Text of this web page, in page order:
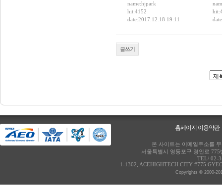
name:hjpark
hit:4152
date:2017.12.18 19:11
글쓰기
홈페이지 이용약관
본 사이트는 이메일주소를
서울특별시 영등포구 경인로
TEL/ 02-
1-1302, ACEHIGHTECH CITY #775
Copyrights © 2000-